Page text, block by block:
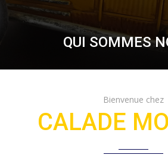
QUI SOMMES
Bienvenue chez
CALADE